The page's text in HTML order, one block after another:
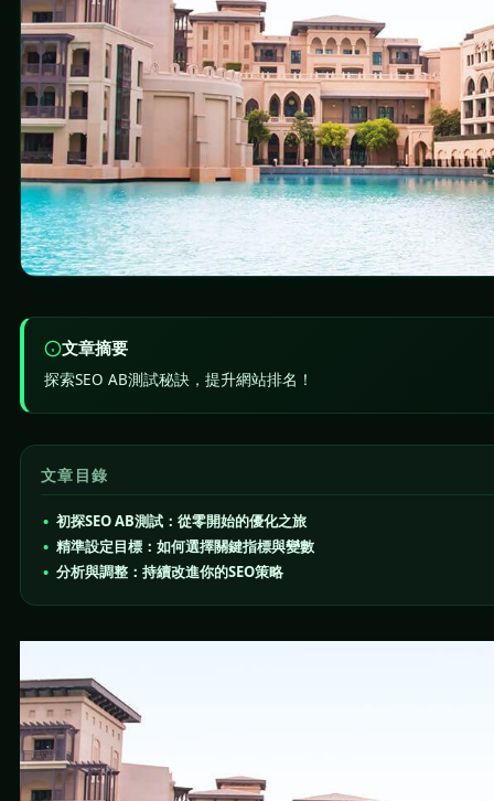
文章摘要
探索SEO AB測試秘訣，提升網站排名！
文章目錄
初探SEO AB測試：從零開始的優化之旅
精準設定目標：如何選擇關鍵指標與變數
分析與調整：持續改進你的SEO策略